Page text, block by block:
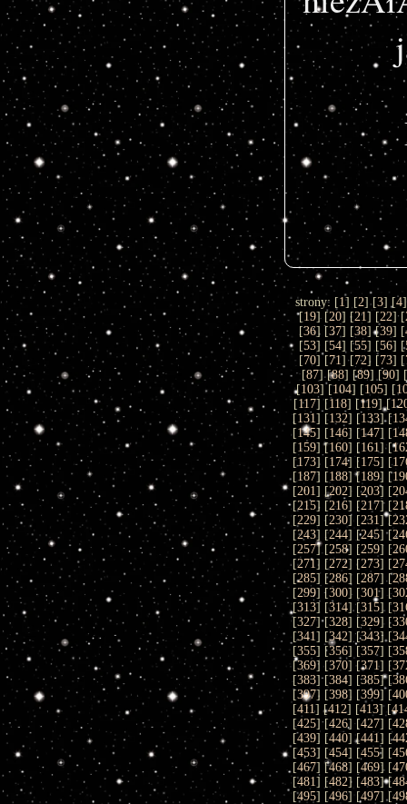
strony: [1] [2] [3] [4
[19] [20] [21] [22] [
[36] [37] [38] [39] [
[53] [54] [55] [56] [
[70] [71] [72] [73] [
[87] [88] [89] [90]
[103] [104] [105] [
[117] [118] [119] [
[131] [132] [133] [
[145] [146] [147] [
[159] [160] [161] [
[173] [174] [175] [
[187] [188] [189] [
[201] [202] [203] [
[215] [216] [217] [
[229] [230] [231] [
[243] [244] [245] [
[257] [258] [259] [
[271] [272] [273] [
[285] [286] [287] [
[299] [300] [301] [
[313] [314] [315] [
[327] [328] [329] [
[341] [342] [343] [
[355] [356] [357] [
[369] [370] [371] [
[383] [384] [385] [
[397] [398] [399] [
[411] [412] [413] [
[425] [426] [427] [
[439] [440] [441] [
[453] [454] [455] [
[467] [468] [469] [
[481] [482] [483] [
[495] [496] [497] [